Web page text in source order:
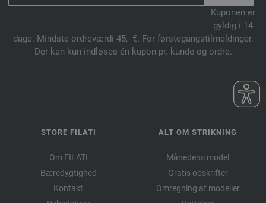
Kuponen er
gyldig i 14
dage. Mindste ordreværdi 45,- €. For førstegangstilmeldinger.
Der kan kun indløses én kupon pr. kunde og ordre.
STORE FILATI
Om FILATI
Bæredygtighed
Kontakt
ALT OM STRIKNING
Månedens model
Gratis opskrifter
Omregning af modeller